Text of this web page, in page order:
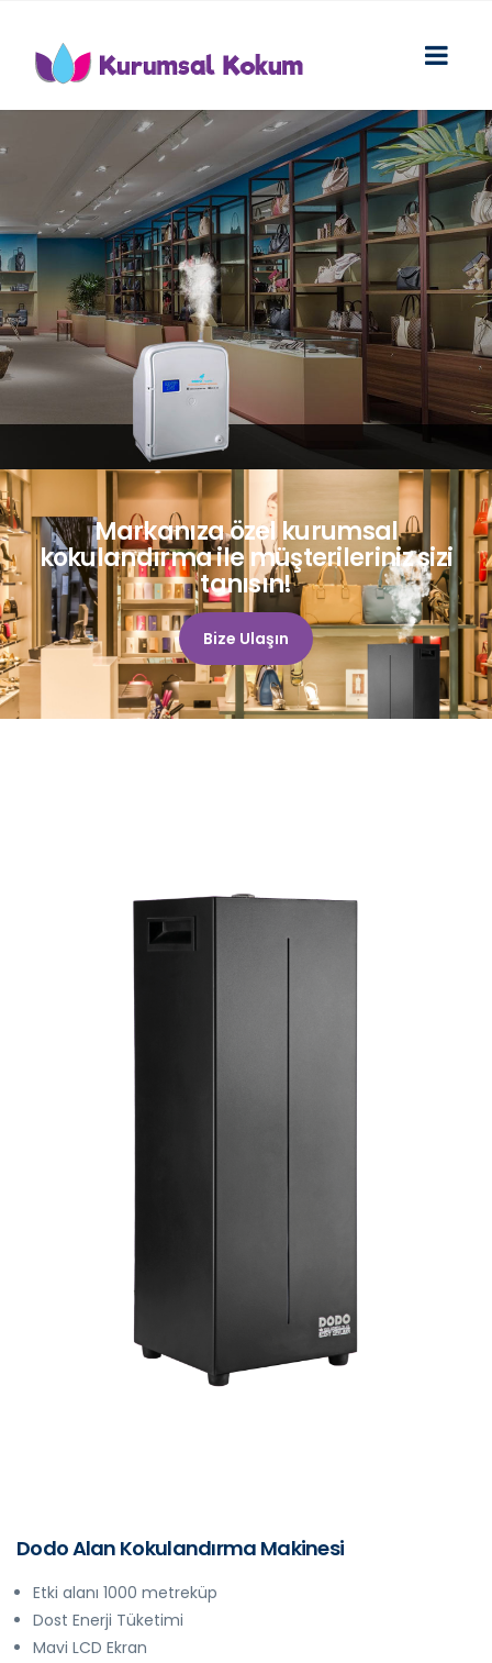
Markanıza özel kurumsal
kokulandırma ile müşterileriniz sizi
tanısın!
Bize Ulaşın
Dodo Alan Kokulandırma Makinesi
Etki alanı 1000 metreküp
Dost Enerji Tüketimi
Mavi LCD Ekran